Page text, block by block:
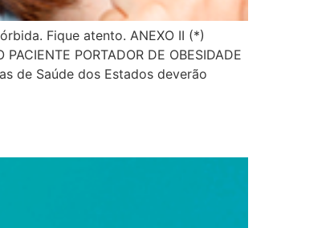
Fique atento. ANEXO II (*)
PORTADOR DE OBESIDADE
de Saúde dos Estados deverão